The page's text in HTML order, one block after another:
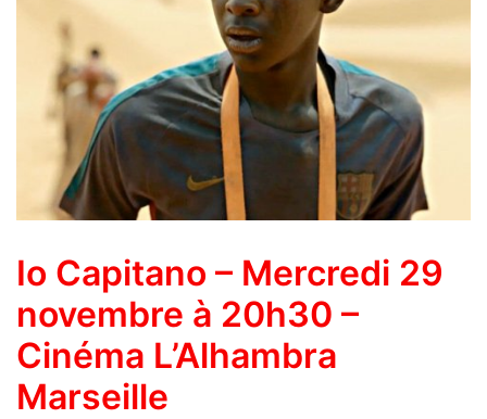
Io Capitano – Mercredi 29
novembre à 20h30 –
Cinéma L’Alhambra
Marseille